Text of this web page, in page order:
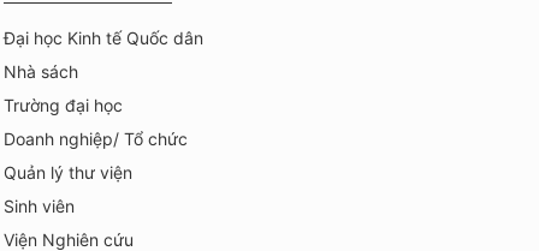
Đại học Kinh tế Quốc dân
Nhà sách
Trường đại học
Doanh nghiệp/ Tổ chức
Quản lý thư viện
Sinh viên
Viện Nghiên cứu